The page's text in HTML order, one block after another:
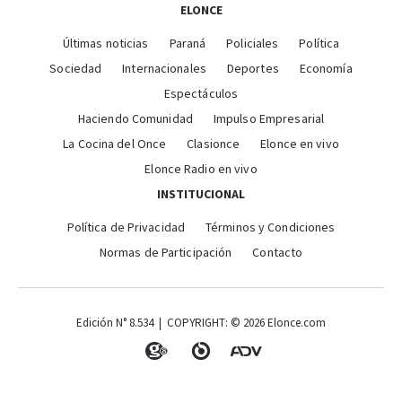
ELONCE
Últimas noticias Paraná Policiales
Política
Sociedad
Internacionales Deportes
Economía
Espectáculos
Haciendo Comunidad
Impulso Empresarial
La Cocina del Once
Clasionce
Elonce en vivo
Elonce Radio en vivo
INSTITUCIONAL
Política de Privacidad
Términos y Condiciones
Normas de Participación
Contacto
Edición N° 8.534 | COPYRIGHT: © 2026 Elonce.com